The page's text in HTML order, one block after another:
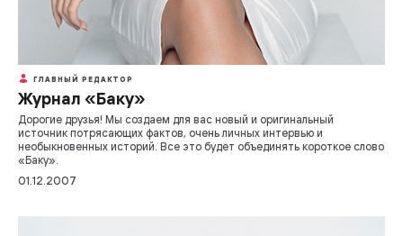
ГЛАВНЫЙ РЕДАКТОР
Журнал «Баку»
Дорогие друзья! Мы создаем для вас новый и оригинальный
источник потрясающих фактов, очень личных интервью и
необыкновенных историй. Все это будет объединять короткое слово
«Баку».
01.12.2007